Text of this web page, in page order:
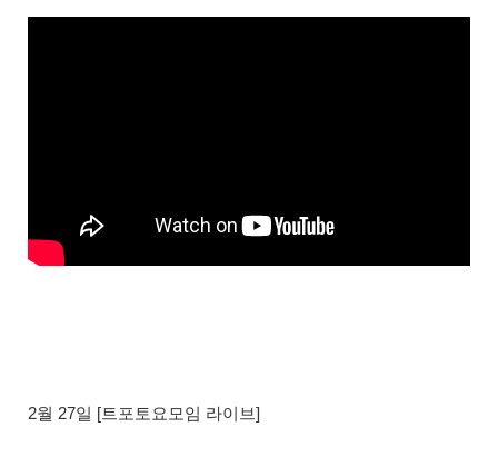
2월 27일 [트포토요모임 라이브]